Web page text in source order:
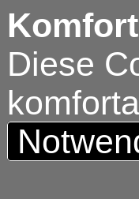
Komfort
Diese